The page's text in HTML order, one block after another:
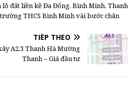
lô đất liền kề Đa Đống, Bình Minh, Thanh
THCS Bình Minh vài bước chân
TIẾP THEO
A2.3 Thanh Hà Mường
Thanh – Giá đầu tư